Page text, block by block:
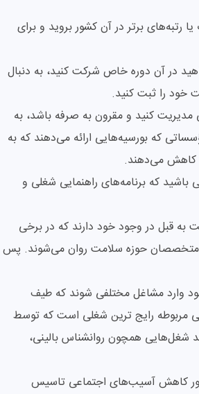
رتبه‌های برتر در آن کشور بروید و برای
در آن دوره خاص شرکت کنید، به دنبال
خود را ثبت کنید.
مدیریت کنید و مقرون به صرفه باشد، به
که بورسیه‌هایی ارائه می‌دهند که به
کاهش می‌دهند.
که برنامه‌های راهنمایی شغلی و
به قبل در وجود خود دارند که در برخی
متخصصان حوزه سلامت روان می‌شوند. پس
وارد مشاغل مختلفی شوند که طیف
مربوطه رایج ترین شغلی است که توسط
شغل‌هایی همچون روانشناس بالینی،
کاهش آسیب‌های اجتماعی تاسیس